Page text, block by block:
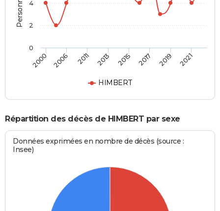
HIMBERT
2000 2006 2011 2013 2015 2017 2019 2021
0
2
4
Répartition des décès de HIMBERT par sexe
Données exprimées en nombre de décès (source :
Insee)